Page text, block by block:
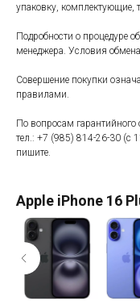
упаковку, комплектующие,
Подробности о процедуре
менеджера. Условия
Совершение покупки
правилами.
По вопросам
тел.: +7 (985) 814-26-30 (с
пишите.
Apple iPhone 16